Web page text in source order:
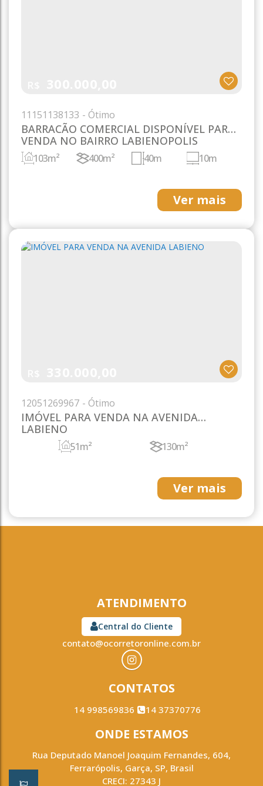
BARRACÃO COMERCIAL DISPONÍVEL PARA
VENDA NO BAIRRO LABIENOPOLIS
11151138133
103m² 400m² 40m 10m
Ver mais
IMÓVEL PARA VENDA NA AVENIDA
LABIENO
12051269967
51m² 130m²
Ver mais
ATENDIMENTO
Central do Cliente
contato@ocorretoronline.com.br
CONTATOS
14 998569836 14 37370776
ONDE ESTAMOS
Rua Deputado Manoel Joaquim Fernandes, 604,
Ferrarópolis, Garça, SP, Brasil
CRECI: 27343 J